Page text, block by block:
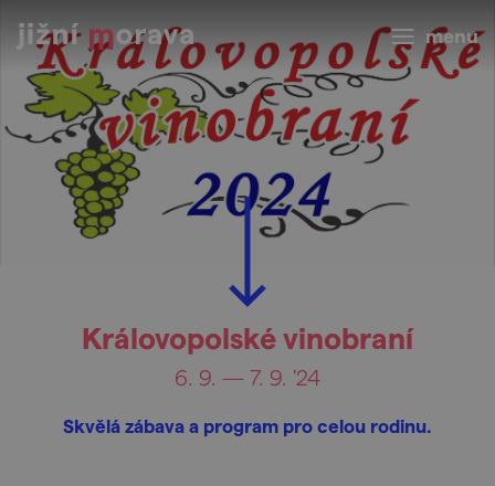
menu
Královopolské vinobraní
6. 9. — 7. 9. '24
Skvělá zábava a program pro celou rodinu.